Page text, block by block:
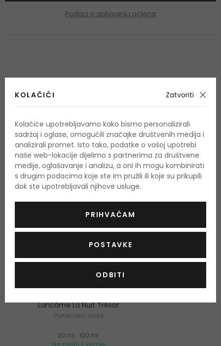
Podaci o dobivanju ocjena
Lancôme La Nuit Trésor
Lancôme La Nuit Trésor
Parfemska voda
30 ml
100 ml
KOLAČIĆI Zatvoriti
Kolačiće upotrebljavamo kako bismo personalizirali
sadržaj i oglase, omogućili značajke društvenih medija i
analizirali promet. Isto tako, podatke o vašoj upotrebi
naše web-lokacije dijelimo s partnerima za društvene
medije, oglašavanje i analizu, a oni ih mogu kombinirati
s drugim podacima koje ste im pružili ili koje su prikupili
dok ste upotrebljavali njihove usluge.
PRIHVAĆAM
POSTAVKE
ODBITI